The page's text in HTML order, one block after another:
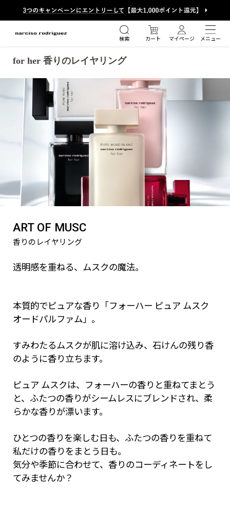
検索 カート マイページ メニュー
絞り込み検索する
ブランドから探す
閉じる
for her 香りのレイヤリング
for her 香りのレイヤリング
ART OF MUSC
香りのレイヤリング
透明感を重ねる、ムスクの魔法。
本質的でピュアな香り「フォーハー ピュア ムスク
オードパルファム」。
すみわたるムスクが肌に溶け込み、石けんの残り香
のように香り立ちます。
ピュア ムスクは、フォーハーの香りと重ねてまとう
と、ふたつの香りがシームレスにブレンドされ、柔
らかな香りが漂います。
ひとつの香りを楽しむ日も、ふたつの香りを重ねて
私だけの香りをまとう日も。
気分や季節に合わせて、香りのコーディネートをし
てみませんか？